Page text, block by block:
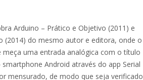
Arduino – Prático e Objetivo (2011) e
(2014) do mesmo autor e editora, onde o
uma entrada analógica com o título
Android através do app Serial
mensurado, de modo que seja verificado